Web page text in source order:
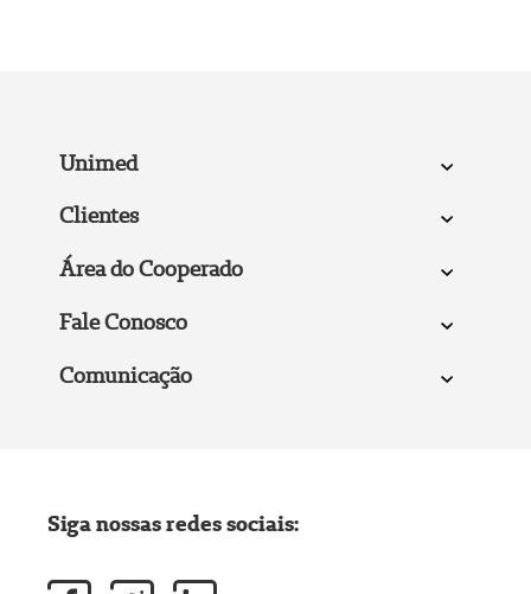
Unimed
Clientes
Área do Cooperado
Fale Conosco
Comunicação
Siga nossas redes sociais: